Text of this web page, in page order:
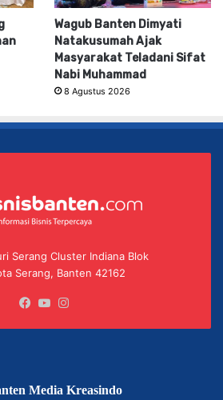
Wagub Banten Dimyati
Natakusumah Ajak
Masyarakat Teladani Sifat
Nabi Muhammad
8 Agustus 2026
Serang Cluster Indiana Blok
Serang, Banten 42162
Facebook
YouTube
Media Kreasindo